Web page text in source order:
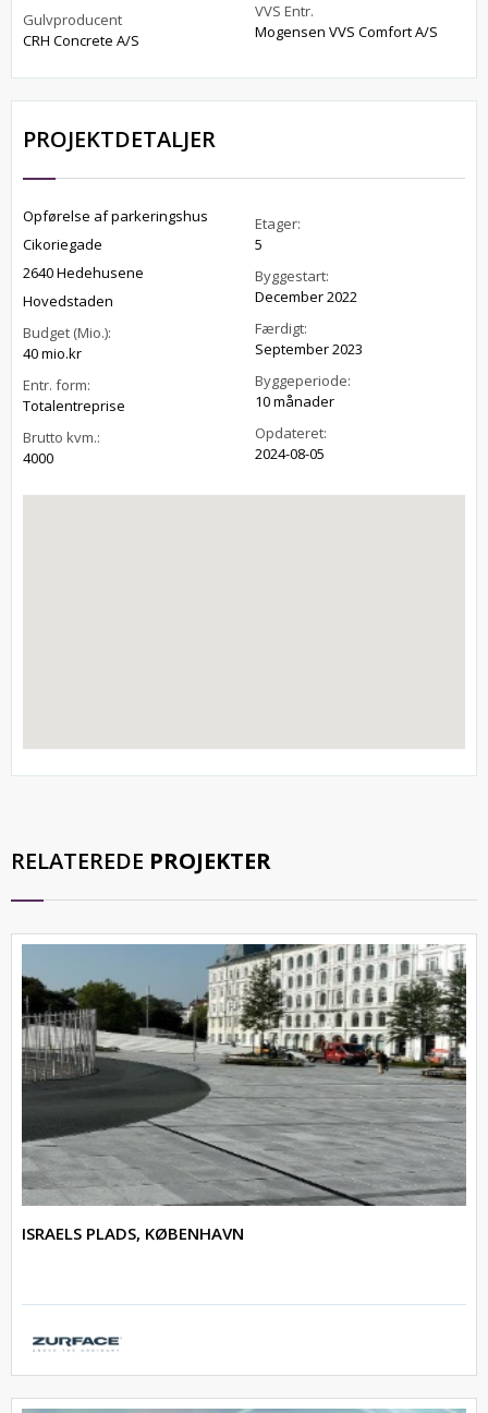
Gulvproducent
CRH Concrete A/S
VVS Entr.
Mogensen VVS Comfort A/S
PROJEKTDETALJER
Opførelse af parkeringshus
Cikoriegade
2640 Hedehusene
Hovedstaden
Budget (Mio.):
40 mio.kr
Entr. form:
Totalentreprise
Brutto kvm.:
4000
Etager:
5
Byggestart:
December 2022
Færdigt:
September 2023
Byggeperiode:
10 månader
Opdateret:
2024-08-05
RELATEREDE PROJEKTER
ISRAELS PLADS, KØBENHAVN